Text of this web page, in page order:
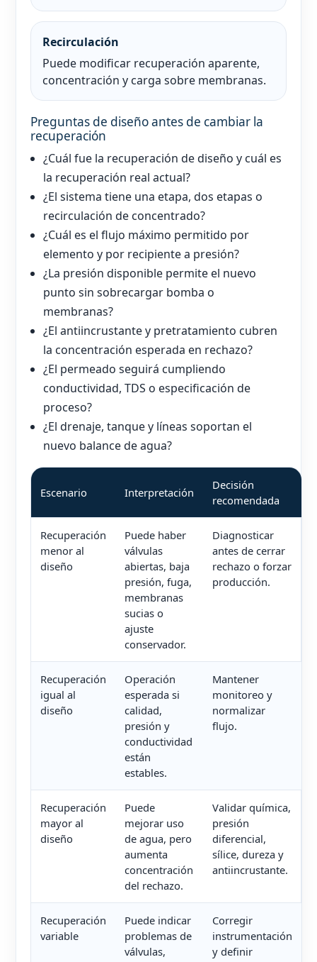
Recirculación
Puede modificar recuperación aparente,
concentración y carga sobre membranas.
Preguntas de diseño antes de cambiar la
recuperación
¿Cuál fue la recuperación de diseño y cuál es
la recuperación real actual?
¿El sistema tiene una etapa, dos etapas o
recirculación de concentrado?
¿Cuál es el flujo máximo permitido por
elemento y por recipiente a presión?
¿La presión disponible permite el nuevo
punto sin sobrecargar bomba o
membranas?
¿El antiincrustante y pretratamiento cubren
la concentración esperada en rechazo?
¿El permeado seguirá cumpliendo
conductividad, TDS o especificación de
proceso?
¿El drenaje, tanque y líneas soportan el
nuevo balance de agua?
Escenario Interpretación
Decisión
recomendada
Recuperación
menor al
diseño
Puede haber
válvulas
abiertas, baja
presión, fuga,
membranas
sucias o
ajuste
conservador.
Diagnosticar
antes de cerrar
rechazo o forzar
producción.
Recuperación
igual al
diseño
Operación
esperada si
calidad,
presión y
conductividad
están
estables.
Mantener
monitoreo y
normalizar
flujo.
Recuperación
mayor al
diseño
Puede
mejorar uso
de agua, pero
aumenta
concentración
del rechazo.
Validar química,
presión
diferencial,
sílice, dureza y
antiincrustante.
Recuperación
variable
Puede indicar
problemas de
válvulas,
Corregir
instrumentación
y definir